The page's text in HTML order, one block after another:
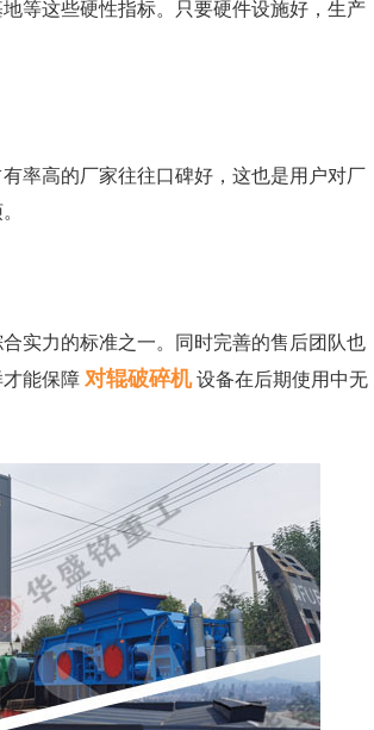
等这些硬性指标。只要硬件设施好，生产
率高的厂家往往口碑好，这也是用户对厂
实力的标准之一。同时完善的售后团队也
能保障 对辊破碎机 设备在后期使用中无